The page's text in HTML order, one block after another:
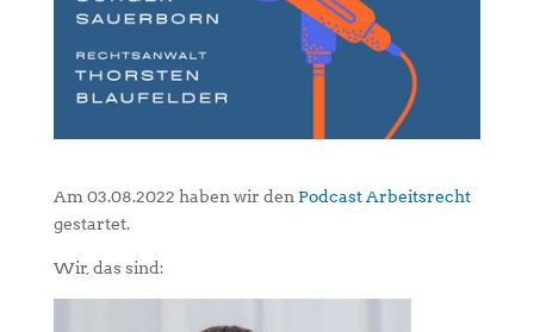
Am 03.08.2022 haben wir den Podcast Arbeitsrecht
gestartet.
Wir, das sind: